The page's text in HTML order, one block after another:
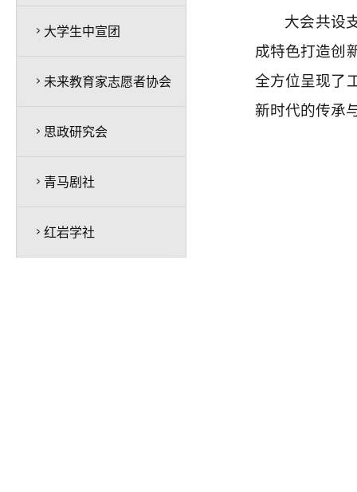
大学生中宣团
未来教育家志愿者协会
思政研究会
青马剧社
红岩学社
大会共设
成特色打造创
全方位呈现了
新时代的传承